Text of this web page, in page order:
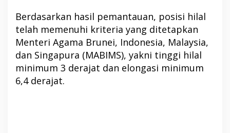
Berdasarkan hasil pemantauan, posisi hilal
telah memenuhi kriteria yang ditetapkan
Menteri Agama Brunei, Indonesia, Malaysia,
dan Singapura (MABIMS), yakni tinggi hilal
minimum 3 derajat dan elongasi minimum
6,4 derajat.